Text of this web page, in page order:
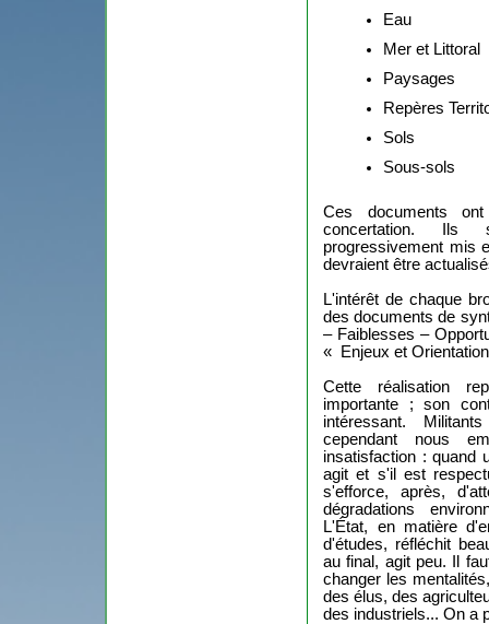
Eau
Mer et Littoral
Paysages
Repères
Sols
Sous-sols
Ces documents
concertation. Ils
progressivement mis
devraient être
L'intérêt de chaque
des documents de
– Faiblesses –
« Enjeux et
Cette réalisation
importante ; son
intéressant.
cependant nous
insatisfaction : quand
agit et s'il est
s'efforce, après,
dégradations
L'État, en matière
d'études, réfléchit
au final, agit peu. Il
changer les
des élus, des
des industriels... On a